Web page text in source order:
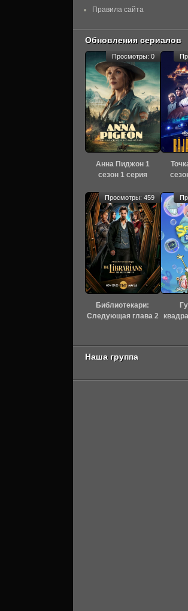
Правила сайта
Обновления сериалов
Анна Пиджон 1
сезон 1 серия
Просмотры: 0
Библиотекари:
Следующая глава 2
Просмотры: 459
Наша группа